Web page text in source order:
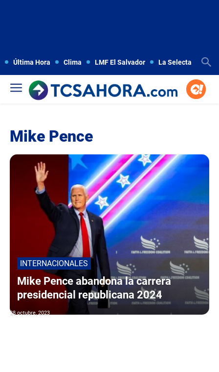
Última Hora Clima LMF El Salvador La Selecta
Mike Pence
INTERNACIONALES
Mike Pence abandona la carrera
presidencial republicana 2024
28 octubre, 2023